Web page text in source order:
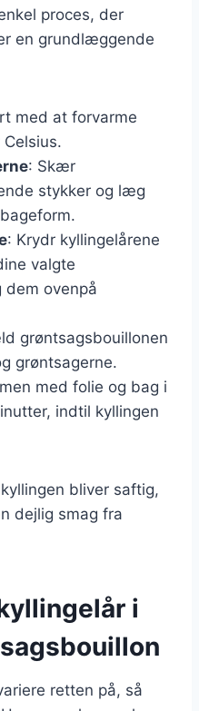
proces, der
en grundlæggende
med at forvarme
: Skær
stykker og læg
: Krydr kyllingelårene
valgte
ovenpå
grøntsagsbouillonen
grøntsagerne.
med folie og bag i
indtil kyllingen
bliver saftig,
dejlig smag fra
i
retten på, så